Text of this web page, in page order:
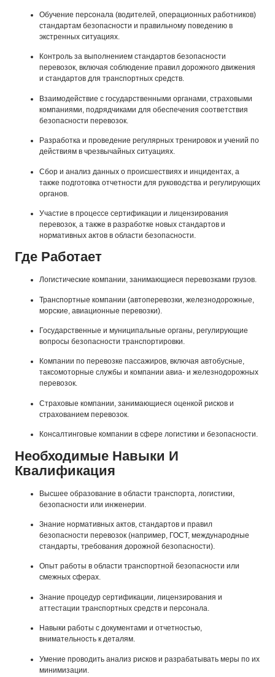
Обучение персонала (водителей, операционных работников)
стандартам безопасности и правильному поведению в
экстренных ситуациях.
Контроль за выполнением стандартов безопасности
перевозок, включая соблюдение правил дорожного движения
и стандартов для транспортных средств.
Взаимодействие с государственными органами, страховыми
компаниями, подрядчиками для обеспечения соответствия
безопасности перевозок.
Разработка и проведение регулярных тренировок и учений по
действиям в чрезвычайных ситуациях.
Сбор и анализ данных о происшествиях и инцидентах, а
также подготовка отчетности для руководства и регулирующих
органов.
Участие в процессе сертификации и лицензирования
перевозок, а также в разработке новых стандартов и
нормативных актов в области безопасности.
Где Работает
Логистические компании, занимающиеся перевозками грузов.
Транспортные компании (автоперевозки, железнодорожные,
морские, авиационные перевозки).
Государственные и муниципальные органы, регулирующие
вопросы безопасности транспортировки.
Компании по перевозке пассажиров, включая автобусные,
таксомоторные службы и компании авиа- и железнодорожных
перевозок.
Страховые компании, занимающиеся оценкой рисков и
страхованием перевозок.
Консалтинговые компании в сфере логистики и безопасности.
Необходимые Навыки И
Квалификация
Высшее образование в области транспорта, логистики,
безопасности или инженерии.
Знание нормативных актов, стандартов и правил
безопасности перевозок (например, ГОСТ, международные
стандарты, требования дорожной безопасности).
Опыт работы в области транспортной безопасности или
смежных сферах.
Знание процедур сертификации, лицензирования и
аттестации транспортных средств и персонала.
Навыки работы с документами и отчетностью,
внимательность к деталям.
Умение проводить анализ рисков и разрабатывать меры по их
минимизации.